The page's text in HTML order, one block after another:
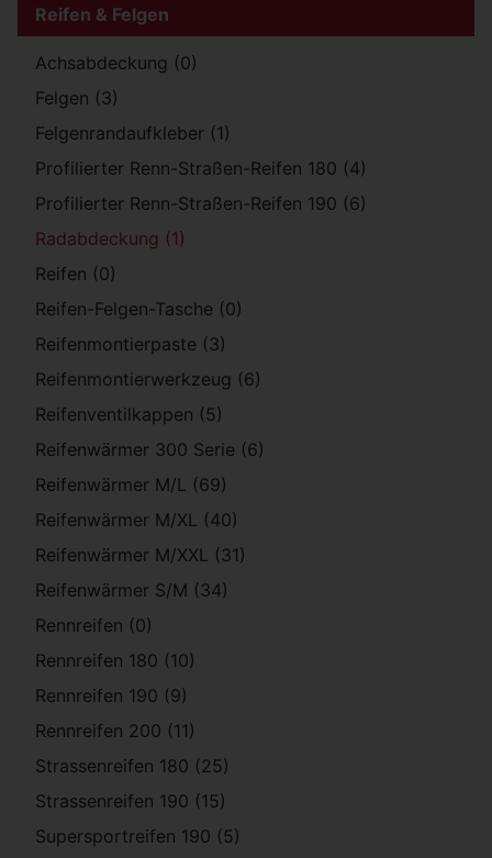
Reifen & Felgen
Achsabdeckung (0)
Felgen (3)
Felgenrandaufkleber (1)
Profilierter Renn-Straßen-Reifen 180 (4)
Profilierter Renn-Straßen-Reifen 190 (6)
Radabdeckung (1)
Reifen (0)
Reifen-Felgen-Tasche (0)
Reifenmontierpaste (3)
Reifenmontierwerkzeug (6)
Reifenventilkappen (5)
Reifenwärmer 300 Serie (6)
Reifenwärmer M/L (69)
Reifenwärmer M/XL (40)
Reifenwärmer M/XXL (31)
Reifenwärmer S/M (34)
Rennreifen (0)
Rennreifen 180 (10)
Rennreifen 190 (9)
Rennreifen 200 (11)
Strassenreifen 180 (25)
Strassenreifen 190 (15)
Supersportreifen 190 (5)